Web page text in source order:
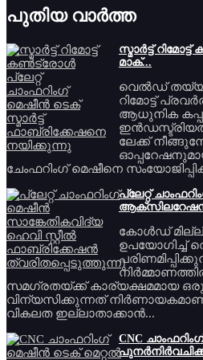
പുതിയ വാർത്ത
സ്മാർട്ട്
മാക്...
വെൽഡ്
റിമോട്ട്
ആധുനിക
ലേക്ക്
ചേംഫറിംഗ് മെഷീനെ
പ്ലേറ്റ്
കോൾഡ്
ഉപയോഗിച്ച്
സമഗ്രതയ്ക്ക് കാര്യക്ഷമമായ ഒരു
വിന്യസിക്കുന്നത്
വികലത ഇല്ലാതാക്കാൻ...
CNC